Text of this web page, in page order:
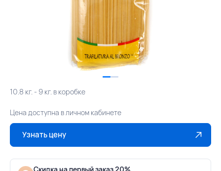
10.8 кг. - 9 кг. в коробке
Цена доступна в личном кабинете
Узнать цену